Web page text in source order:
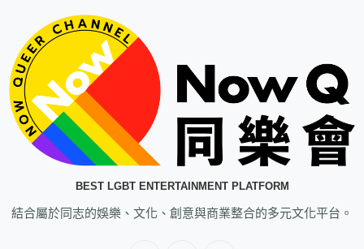
BEST LGBT ENTERTAINMENT PLATFORM
結合屬於同志的娛樂、文化、創意與商業整合的多元文化平台。